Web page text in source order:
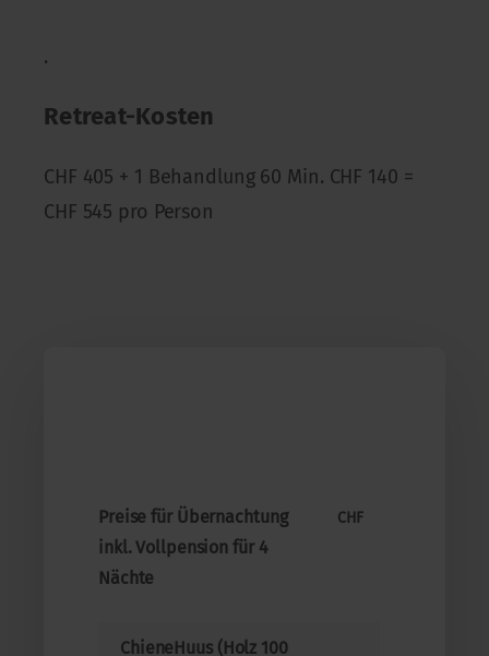
.
Retreat-Kosten
CHF 405 + 1 Behandlung 60 Min. CHF 140 =
CHF 545 pro Person
Preise für Übernachtung
inkl. Vollpension für 4
Nächte
CHF
ChieneHuus (Holz 100